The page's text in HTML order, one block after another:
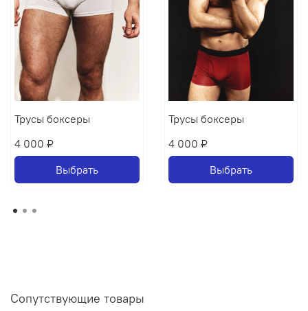
Трусы боксеры
4 000 ₽
Выбрать
Трусы боксеры
4 000 ₽
Выбрать
Сопутствующие товары